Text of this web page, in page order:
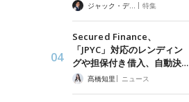
ジャック・デロン（Jack Derong） | 特集
Secured Finance、
「JPYC」対応のレンディン
グや担保付き借入、自動決…
髙橋知里 | ニュース